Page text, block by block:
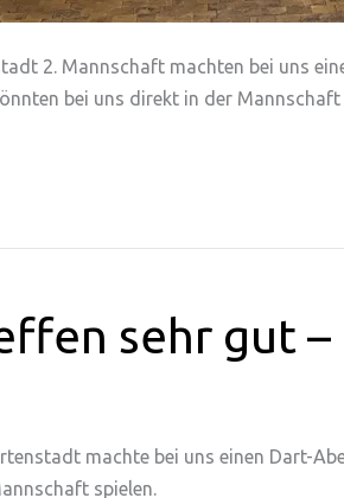
2. Mannschaft machten bei uns
bei uns direkt in der Mannschaft
sehr gut –
machte bei uns einen Dart-
spielen.